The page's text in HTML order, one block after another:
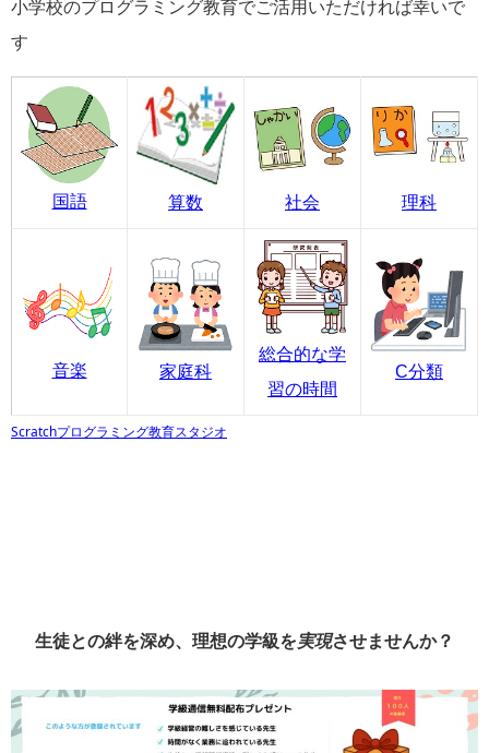
小学校のプログラミング教育でご活用いただければ幸いで
す
国語 算数 社会 理科
音楽 家庭科
総合的な学
習の時間
C分類
Scratchプログラミング教育スタジオ
生徒との絆を深め、理想の学級を実現させませんか？